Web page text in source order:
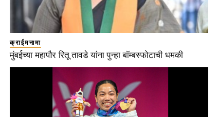
क्राईमनामा
मुंबईच्या महापौर रितू तावडे यांना पुन्हा बॉम्बस्फोटाची धमकी